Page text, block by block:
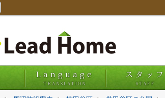
Language
TRANSLATION
スタッフ
STAFF